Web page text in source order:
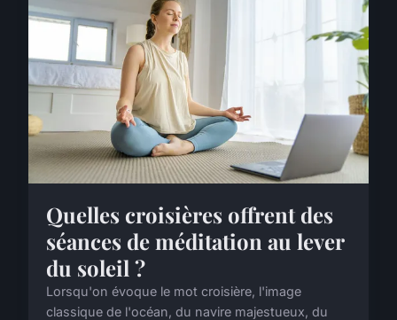
Quelles croisières offrent des
séances de méditation au lever
du soleil ?
Lorsqu'on évoque le mot croisière, l'image
classique de l'océan, du navire majestueux, du